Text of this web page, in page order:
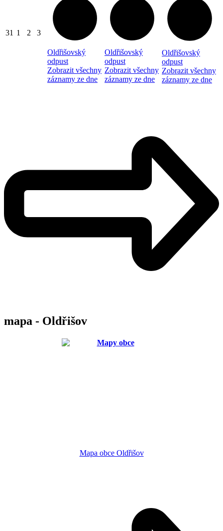
31 1 2 3
Oldřišovský
odpust
Zobrazit všechny
záznamy ze dne
Oldřišovský
odpust
Zobrazit všechny
záznamy ze dne
Oldřišovský
odpust
Zobrazit všechny
záznamy ze dne
mapa - Oldřišov
Mapa obce Oldřišov